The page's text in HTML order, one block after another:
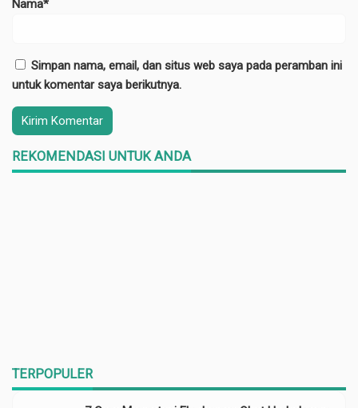
Nama*
Simpan nama, email, dan situs web saya pada peramban ini
untuk komentar saya berikutnya.
REKOMENDASI UNTUK ANDA
TERPOPULER